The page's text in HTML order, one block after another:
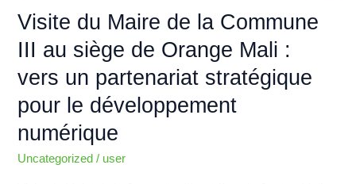
Visite du Maire de la Commune
III au siège de Orange Mali :
vers un partenariat stratégique
pour le développement
numérique
Uncategorized / user
:
vers
partenariat
pour
le
développement
numérique